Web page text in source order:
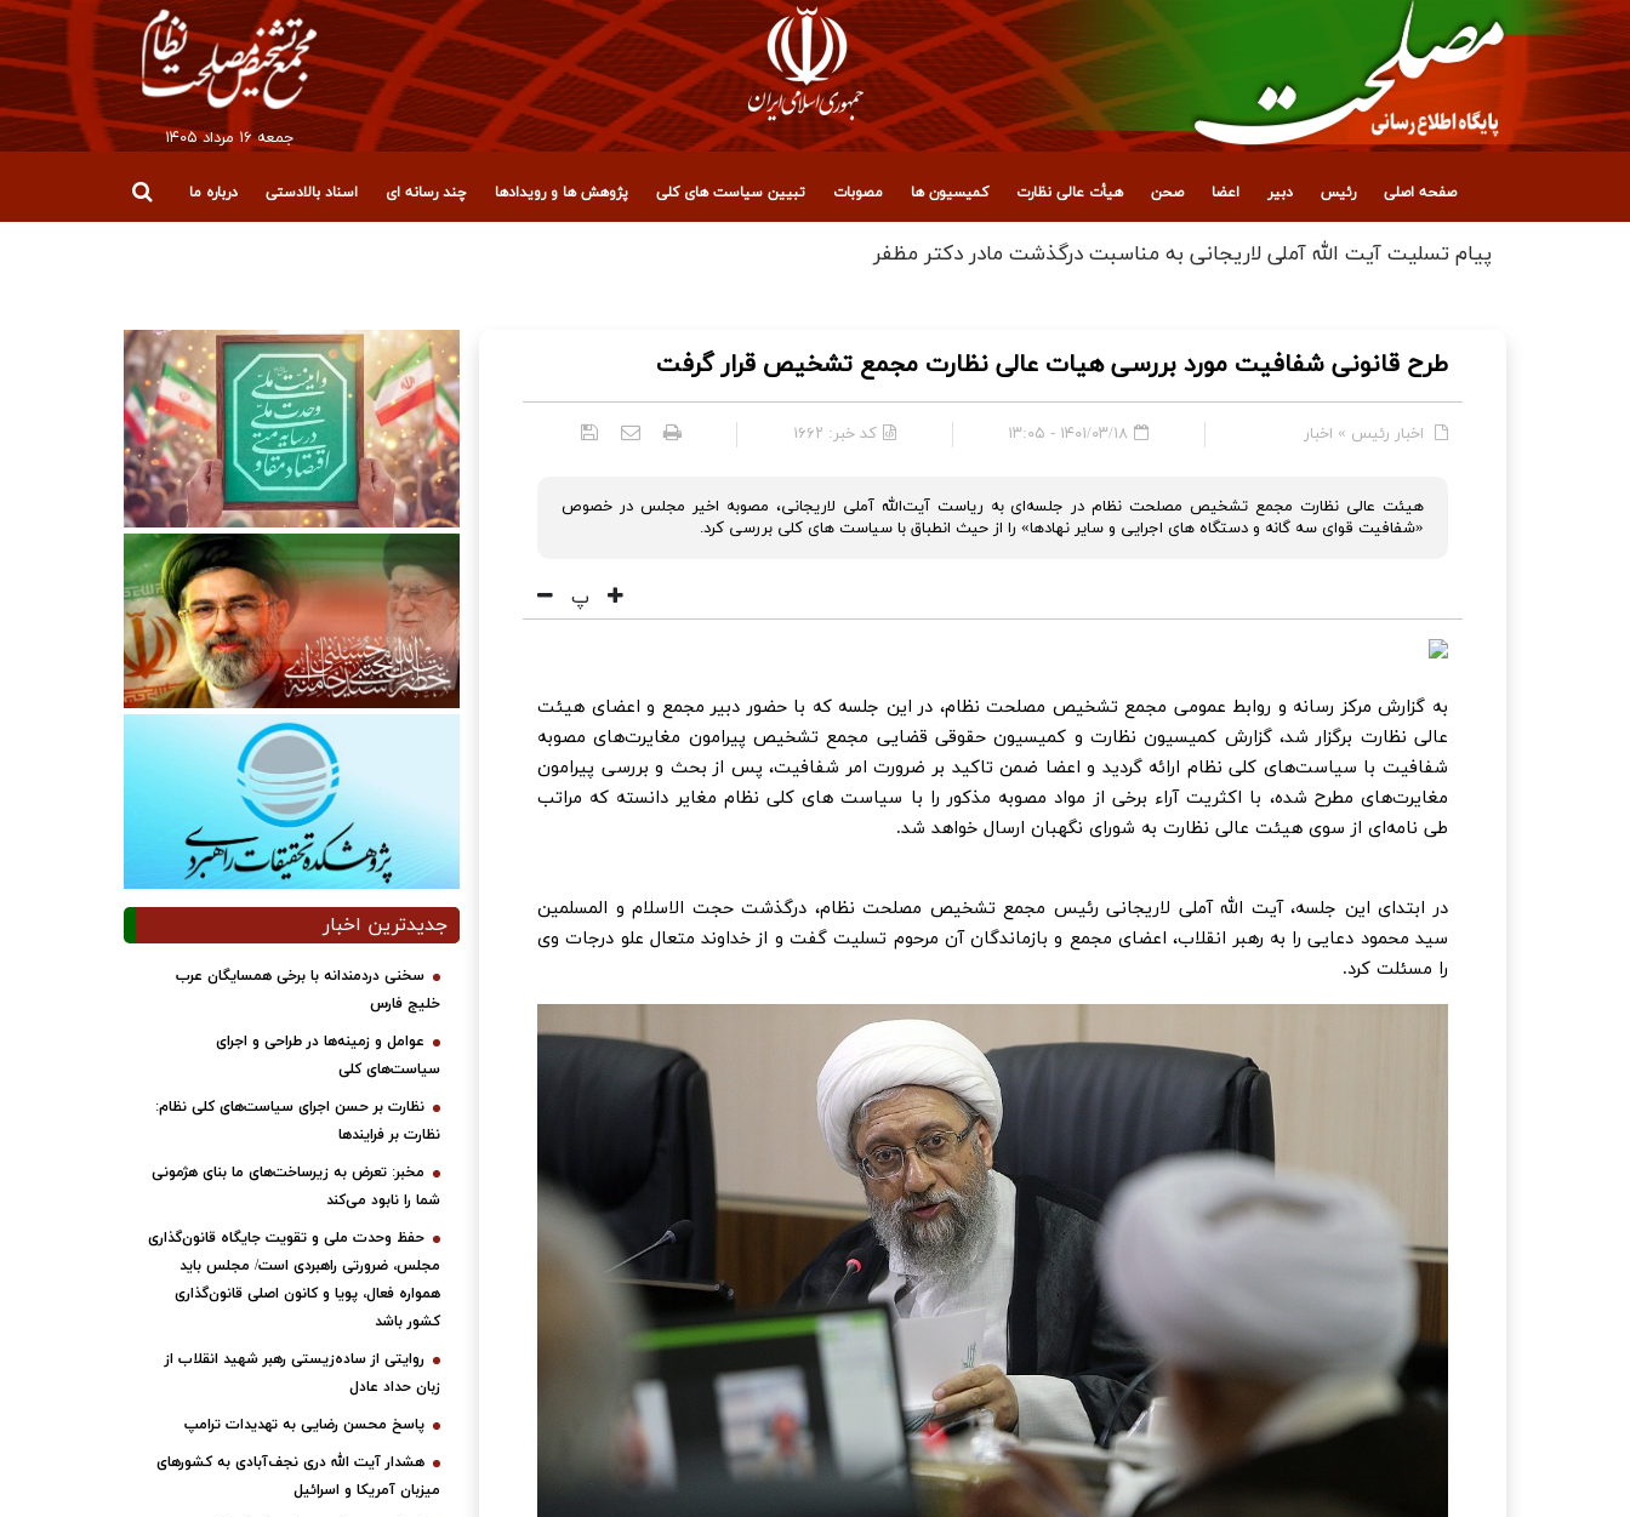
جمعه ۱۶ مرداد ۱۴۰۵
صفحه اصلی رئیس دبیر اعضا صحن هیأت عالی نظارت کمیسیون ها مصوبات تبیین سیاست های کلی پژوهش ها و رویدادها چند رسانه ای اسناد بالادستی درباره ما
پیام تقدیر آیت‌الله آملی لاریجانی از ملت ایران، عراق و آزادگان جهان برای حضور میلیونی در تشییع رهبر شهید انقلاب
طرح قانونی شفافیت مورد بررسی هیات عالی نظارت مجمع تشخیص قرار گرفت
اخبار رئیس » اخبار ۱۴۰۱/۰۳/۱۸ - ۱۳:۰۵ کد خبر: ۱۶۶۲
هیئت عالی نظارت مجمع تشخیص مصلحت نظام در جلسه‌ای به ریاست آیت‌الله آملی لاریجانی، مصوبه اخیر مجلس در خصوص
«شفافیت قوای سه گانه و دستگاه های اجرایی و سایر نهادها» را از حیث انطباق با سیاست های کلی بررسی کرد.
پ
به گزارش مرکز رسانه و روابط عمومی مجمع تشخیص مصلحت نظام، در این جلسه که با حضور دبیر مجمع و اعضای هیئت
عالی نظارت برگزار شد، گزارش کمیسیون نظارت و کمیسیون حقوقی قضایی مجمع تشخیص پیرامون مغایرت‌های مصوبه
شفافیت با سیاست‌های کلی نظام ارائه گردید و اعضا ضمن تاکید بر ضرورت امر شفافیت، پس از بحث و بررسی پیرامون
مغایرت‌های مطرح شده، با اکثریت آراء برخی از مواد مصوبه مذکور را با سیاست های کلی نظام مغایر دانسته که مراتب
طی نامه‌ای از سوی هیئت عالی نظارت به شورای نگهبان ارسال خواهد شد.
در ابتدای این جلسه، آیت الله آملی لاریجانی رئیس مجمع تشخیص مصلحت نظام، درگذشت حجت الاسلام و المسلمین
سید محمود دعایی را به رهبر انقلاب، اعضای مجمع و بازماندگان آن مرحوم تسلیت گفت و از خداوند متعال علو درجات وی
را مسئلت کرد.
جدیدترین اخبار
سخنی دردمندانه با برخی همسایگان عرب
خلیج فارس
عوامل و زمینه‌ها در طراحی و اجرای
سیاست‌های کلی
نظارت بر حسن اجرای سیاست‌های کلی نظام:
نظارت بر فرایندها
مخبر: تعرض به زیرساخت‌های ما بنای هژمونی
شما را نابود می‌کند
حفظ وحدت ملی و تقویت جایگاه قانون‌گذاری
مجلس، ضرورتی راهبردی است/ مجلس باید
همواره فعال، پویا و کانون اصلی قانون‌گذاری
کشور باشد
روایتی از ساده‌زیستی رهبر شهید انقلاب از
زبان حداد عادل
پاسخ محسن رضایی به تهدیدات ترامپ
هشدار آیت الله دری نجف‌آبادی به کشورهای
میزبان آمریکا و اسرائیل